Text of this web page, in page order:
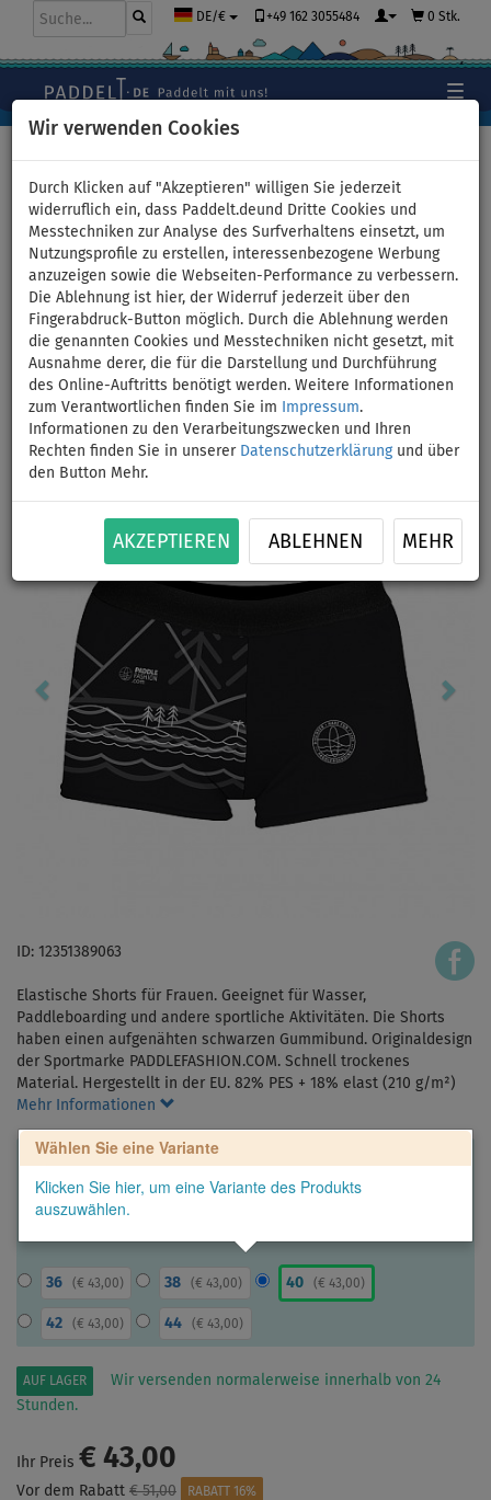
Wir verwenden Cookies
Durch Klicken auf "Akzeptieren" willigen Sie jederzeit
widerruflich ein, dass Paddelt.deund Dritte Cookies und
Messtechniken zur Analyse des Surfverhaltens einsetzt, um
Nutzungsprofile zu erstellen, interessenbezogene Werbung
anzuzeigen sowie die Webseiten-Performance zu verbessern.
Die Ablehnung ist hier, der Widerruf jederzeit über den
Fingerabdruck-Button möglich. Durch die Ablehnung werden
die genannten Cookies und Messtechniken nicht gesetzt, mit
Ausnahme derer, die für die Darstellung und Durchführung
des Online-Auftritts benötigt werden. Weitere Informationen
zum Verantwortlichen finden Sie im
Impressum.
Informationen zu den Verarbeitungszwecken und Ihren
Rechten finden Sie in unserer Datenschutzerklärungund über
den Button Mehr.
AKZEPTIEREN ABLEHNEN MEHR
DE/€ +49 162 3055484 0 Stk.
Shorts Damen elastisch
PADDLEBOARDING BLACK -
Größe: 40
BIS
-16 %
UNSER
TIPP
Previous Next
ID: 12351389063
Elastische Shorts für Frauen. Geeignet für Wasser,
Paddleboarding und andere sportliche Aktivitäten. Die Shorts
haben einen aufgenähten schwarzen Gummibund. Originaldesign
der Sportmarke PADDLEFASHION.COM. Schnell trockenes
Material. Hergestellt in der EU. 82% PES + 18% elast (210 g/m²)
Mehr Informationen
Wählen Sie eine Variante
Klicken Sie hier, um eine Variante des Produkts
auszuwählen.
36 ( € 43,00) 38 (€ 43,00) 40 ( € 43,00)
42 ( € 43,00) 44 (€ 43,00)
AUF LAGER
Wir versenden normalerweise innerhalb von 24
Stunden.
Ihr Preis € 43,00
Vor dem Rabatt € 51,00
RABATT 16%